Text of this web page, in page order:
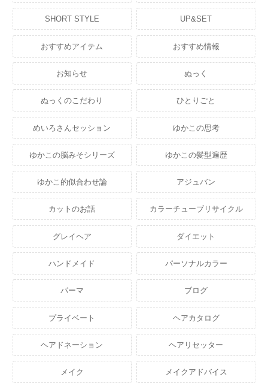
SHORT STYLE UP&SET
おすすめアイテム おすすめ情報
お知らせ ぬっく
ぬっくのこだわり ひとりごと
めいろさんセッション ゆかこの思考
ゆかこの脳みそシリーズ ゆかこの髪型遍歴
ゆかこ的似合わせ論 アジュバン
カットのお話 カラーチューブリサイクル
グレイヘア ダイエット
ハンドメイド パーソナルカラー
パーマ ブログ
プライベート ヘアカタログ
ヘアドネーション ヘアリセッター
メイク メイクアドバイス